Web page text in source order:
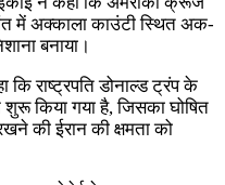
में अक्काला काउंटी स्थित अक-
बनाया।
राष्ट्रपति डोनाल्ड ट्रंप के
किया गया है, जिसका घोषित
की ईरान की क्षमता को